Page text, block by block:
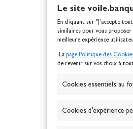
Le site
En cliquant sur "J'accepte
similaires pour vous
meilleure expérience
La page Politique des
de revenir sur vos choix à
Cookies essentiels au
Cookies d'expérience